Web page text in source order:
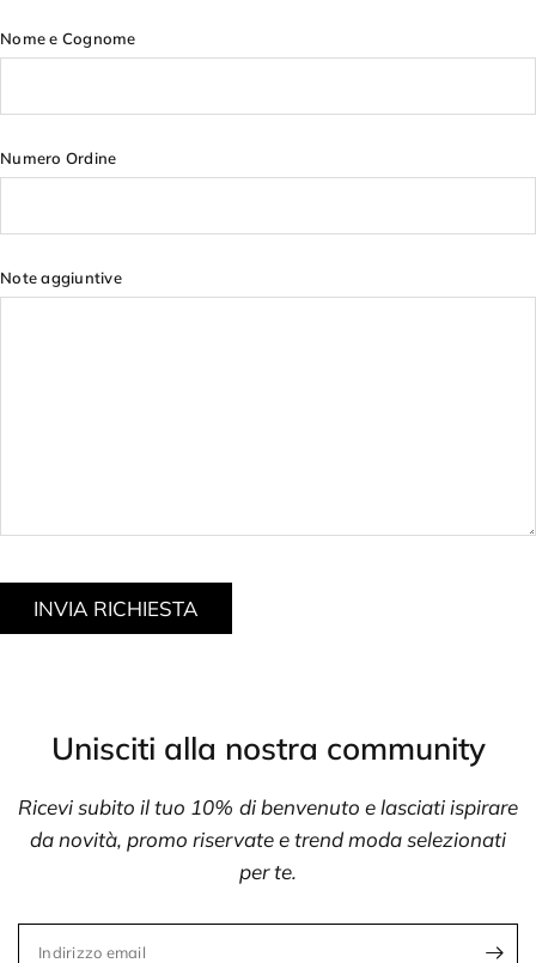
Nome e Cognome
Numero Ordine
Note aggiuntive
INVIA RICHIESTA
Unisciti alla nostra community
Ricevi subito il tuo 10% di benvenuto e lasciati ispirare
da novità, promo riservate e trend moda selezionati
per te.
Indirizzo email